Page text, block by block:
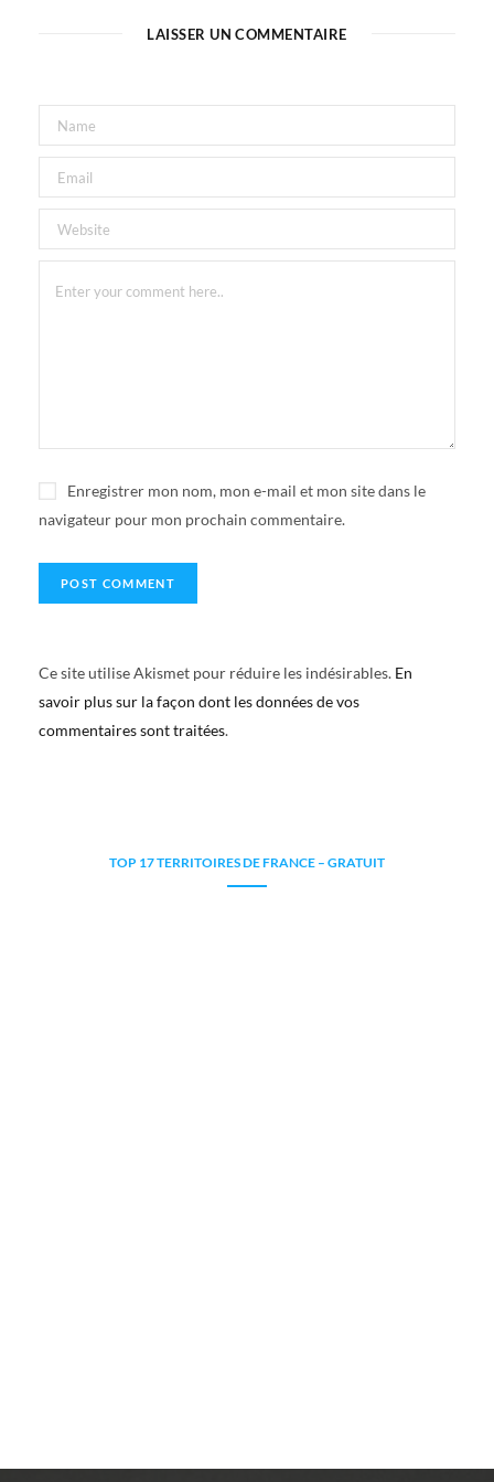
LAISSER UN COMMENTAIRE
Enregistrer mon nom, mon e-mail et mon site dans le
navigateur pour mon prochain commentaire.
Ce site utilise Akismet pour réduire les indésirables. En
savoir plus sur la façon dont les données de vos
commentaires sont traitées.
TOP 17 TERRITOIRES DE FRANCE – GRATUIT